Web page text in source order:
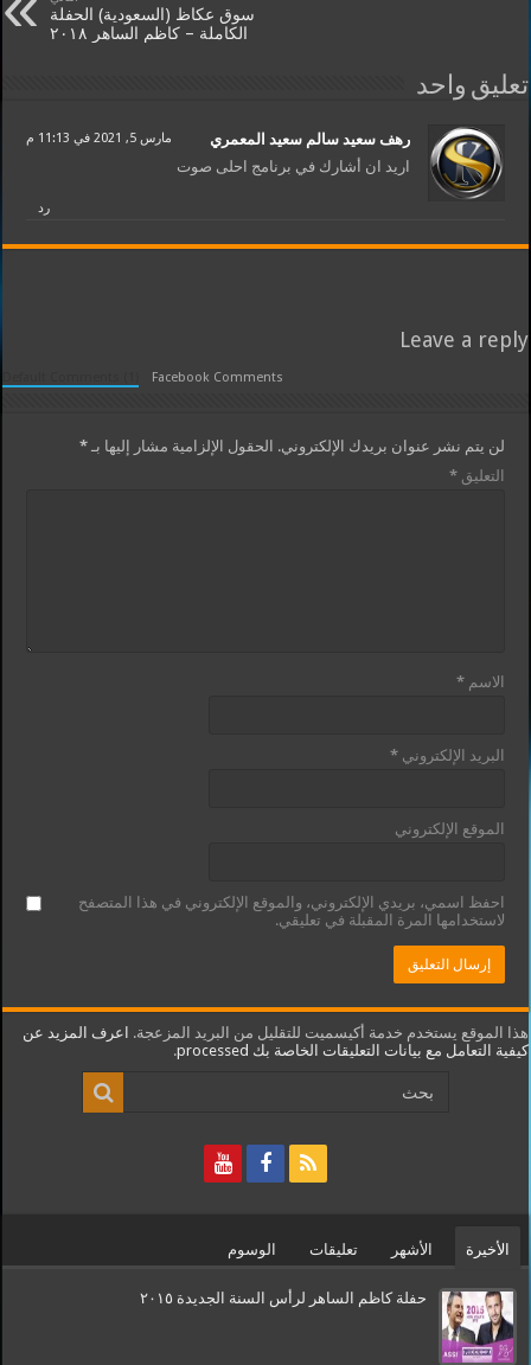
سوق عكاظ (السعودية) الحفلة
الكاملة – كاظم الساهر ٢٠١٨
تعليق واحد
رهف سعيد سالم سعيد المعمري مارس 5, 2021 في 11:13 م
اريد ان أشارك في برنامج احلى صوت
رد
Leave a reply
Facebook Comments
لن يتم نشر عنوان بريدك الإلكتروني. الحقول الإلزامية مشار إليها بـ*
التعليق*
الاسم*
البريد الإلكتروني*
الموقع الإلكتروني
احفظ اسمي، بريدي الإلكتروني، والموقع الإلكتروني في هذا المتصفح
لاستخدامها المرة المقبلة في تعليقي.
هذا الموقع يستخدم خدمة أكيسميت للتقليل من البريد المزعجة. اعرف المزيد عن
كيفية التعامل مع بيانات التعليقات الخاصة بك processed
.
الأخيرة الأشهر تعليقات الوسوم
حفلة كاظم الساهر لرأس السنة الجديدة ٢٠١٥